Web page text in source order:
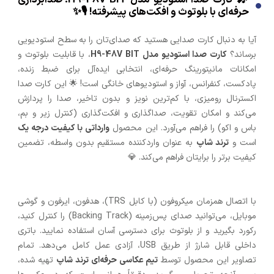
حرفه‌ای با بلوتوث و افکت‌های پیشرفته! 🎙️✨
آیا به دنبال کارت صدایی هستید که صدای‌تان را به سطح استودیویی
برساند؟کارت صدا استودیو مدل H9-48V BIT
، با قابلیت بلوتوث و
امکانات مانیتورینگ حرفه‌ای، انتخابی ایده‌آل برای ضبط زنده،
پادکست، کنفرانس، آواز و استودیوهای خانگی است! 🌟 این کارت صدا
اکسترنال رومیزی، با کم‌ترین نویز و بدون تاخیر، صدا را پردازش
می‌کند و امکان تقویت، صداگذاری و افکت‌گذاری (کنترل زیر و بم،
باس و اکو) را فراهم می‌آورد. این محصول وارداتی با کیفیت درجه یک
است و ترند شاپ به عنوان واردکننده مستقیم بدون واسطه، تضمین
کیفیت برتر را برایتان فراهم می‌کند. 💎
با اتصال همزمان میکروفون (با کابل TRS)، هدفون، ایرفون و گوشی
موبایل، می‌توانید صدای پس‌زمینه (Backing Track) را کنترل کنید،
رکورد بگیرید و از بلوتوث برای دسترسی آسان استفاده نمایید. باتری
داخلی قابل شارژ از طریق USB، آزادی عمل کامل می‌دهد. تمام
تصاویر این محصول توسط تیم عکاسی حرفه‌ای ترند شاپ تهیه شده،